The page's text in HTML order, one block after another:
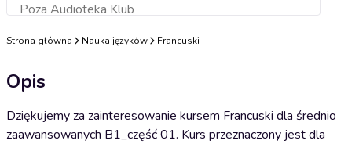
Poza Audioteka KlubDodaj do koszyka
Strona główna Nauka języków Francuski
Opis
Dziękujemy za zainteresowanie kursem Francuski dla średnio
zaawansowanych B1_część 01. Kurs przeznaczony jest dla